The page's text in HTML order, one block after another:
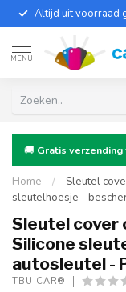
Altijd uit voorraad
MENU
🚚 Gratis verzending
Home /
Sleutel
sleutelhoesje -
Sleutel cover
Silicone
autosleutel -
TBU CAR®